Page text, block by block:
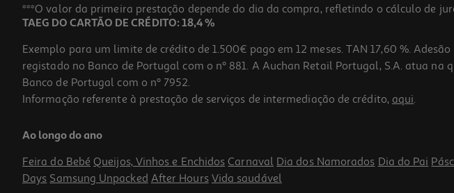
19.99 €/un
19,99 €
***O valor da primeira prestação depende do dia da compra, refletindo o cálculo de
TAEG DO CARTÃO DE CRÉDITO: 18,4 %
Exemplo para um limite de crédito de 1.500€ pago em 12 meses. TAN 17,60 %.
registado no Banco de Portugal com o nº 881. A Auchan Retail Portugal, S.A. atua
Banco de Portugal com o nº 7952.
Informação referente à prestação de serviços de intermediação de crédito, aqui.
Ao longo do ano
Feira do Bebé Queijos, Vinhos e Enchidos Carnaval Dia dos Namorados Dia do Pai
Days Samsung Unpacked After Hours Vida saudável